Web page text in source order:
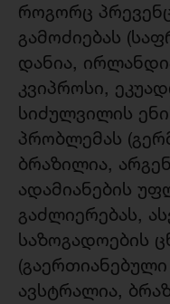
როგორც
გამოძიებას
დანია,
კვიპროსი,
სიძულვილის
პრობლემას
ბრაზილია,
ადამიანების
გაძლიერებას,
საზოგადოების
ავსტრალია,